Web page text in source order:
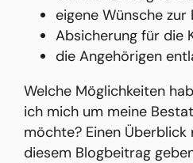
eigene Wünsche
Absicherung für die
die Angehörigen
Welche Möglichkeiten
ich mich um meine
möchte? Einen
diesem Blogbeitrag